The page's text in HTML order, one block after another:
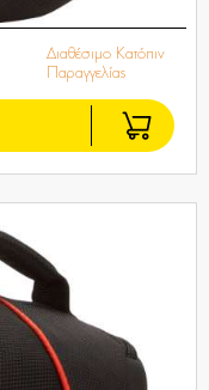
Διαθέσιμο Κατόπιν
Παραγγελίας